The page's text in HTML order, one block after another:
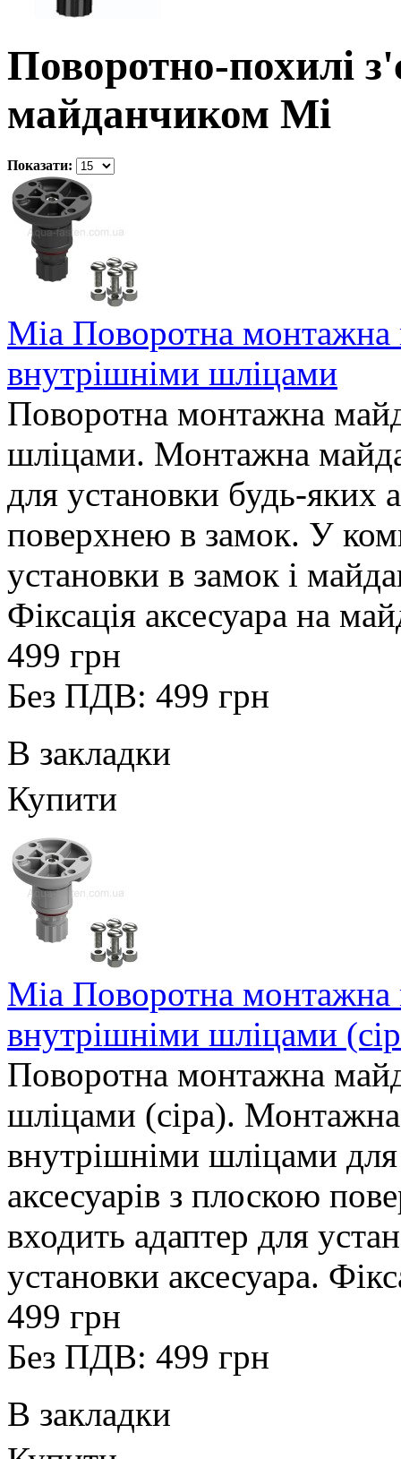
Поворотно-похилі
майданчиком Mi
Показати:
Mia Поворотна
внутрішніми шліцами
Поворотна монтажна
шліцами. Монтажна
для установки будь-яких
поверхнею в замок. У
установки в замок і
Фіксація аксесуара на
499 грн
Без ПДВ: 499 грн
В закладки
Купити
Mia Поворотна
внутрішніми шліцами
Поворотна монтажна
шліцами (сіра).
внутрішніми шліцами
аксесуарів з плоскою
входить адаптер для
установки аксесуара.
499 грн
Без ПДВ: 499 грн
В закладки